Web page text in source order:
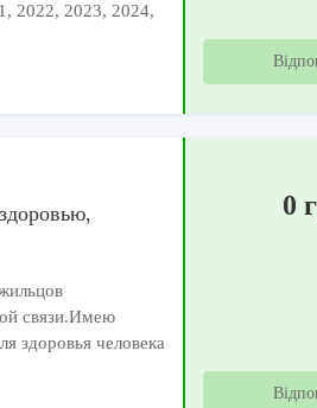
2022, 2023, 2024,
связи.Имею
здоровья человека
0